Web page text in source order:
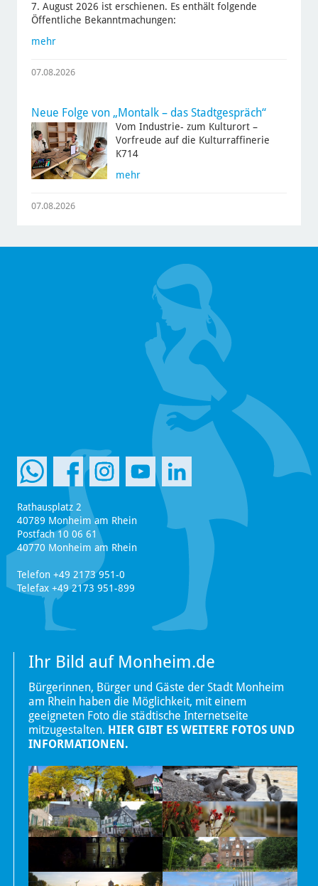
7. August 2026 ist erschienen. Es enthält folgende
Öffentliche Bekanntmachungen:
mehr
07.08.2026
Neue Folge von „Montalk – das Stadtgespräch“
Vom Industrie- zum Kulturort –
Vorfreude auf die Kulturraffinerie
K714
mehr
07.08.2026
Rathausplatz 2
40789 Monheim am Rhein
Postfach 10 06 61
40770 Monheim am Rhein
Telefon +49 2173 951-0
Telefax +49 2173 951-899
Ihr Bild auf Monheim.de
Bürgerinnen, Bürger und Gäste der Stadt Monheim
am Rhein haben die Möglichkeit, mit einem
geeigneten Foto die städtische Internetseite
mitzugestalten. HIER GIBT ES WEITERE FOTOS UND
INFORMATIONEN.